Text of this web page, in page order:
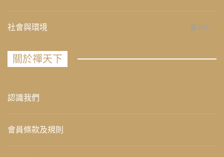
社會與環境 235
關於禪天下
認識我們
會員條款及規則